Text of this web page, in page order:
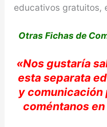
educativos gratuitos,
Otras Fichas de
«Nosgustaría
esta separata
y comunicación
coméntanos